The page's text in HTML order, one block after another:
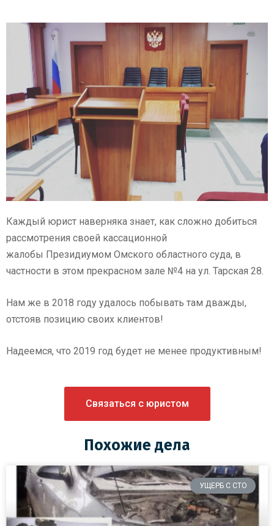
Каждый юрист наверняка знает, как сложно добиться
рассмотрения своей кассационной
жалобы Президиумом Омского областного суда, в
частности в этом прекрасном зале №4 на ул. Тарская 28.
Нам же в 2018 году удалось побывать там дважды,
отстояв позицию своих клиентов!
Надеемся, что 2019 год будет не менее продуктивным!
Связаться с юристом
Похожие дела
УЩЕРБ С СТО